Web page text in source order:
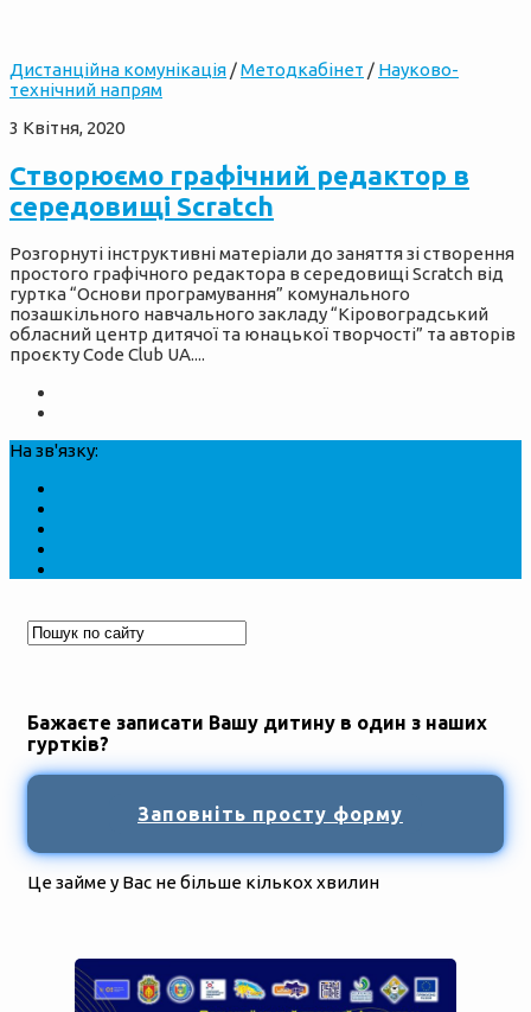
Дистанційна комунікація /Методкабінет / Науково-
технічний напрям
3 Квітня, 2020
Створюємо графічний редактор в
середовищі Scratch
Розгорнуті інструктивні матеріали до заняття зі створення
простого графічного редактора в середовищі Scratch від
гуртка “Основи програмування” комунального
позашкільного навчального закладу “Кіровоградський
обласний центр дитячої та юнацької творчості” та авторів
проєкту Code Club UA....
На зв'язку:
Бажаєте записати Вашу дитину в один з наших
гуртків?
Заповніть просту форму
Це займе у Вас не більше кількох хвилин